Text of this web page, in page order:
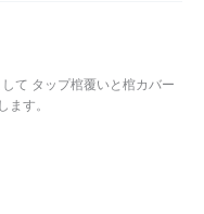
て タップ棺覆いと棺カバー
す。